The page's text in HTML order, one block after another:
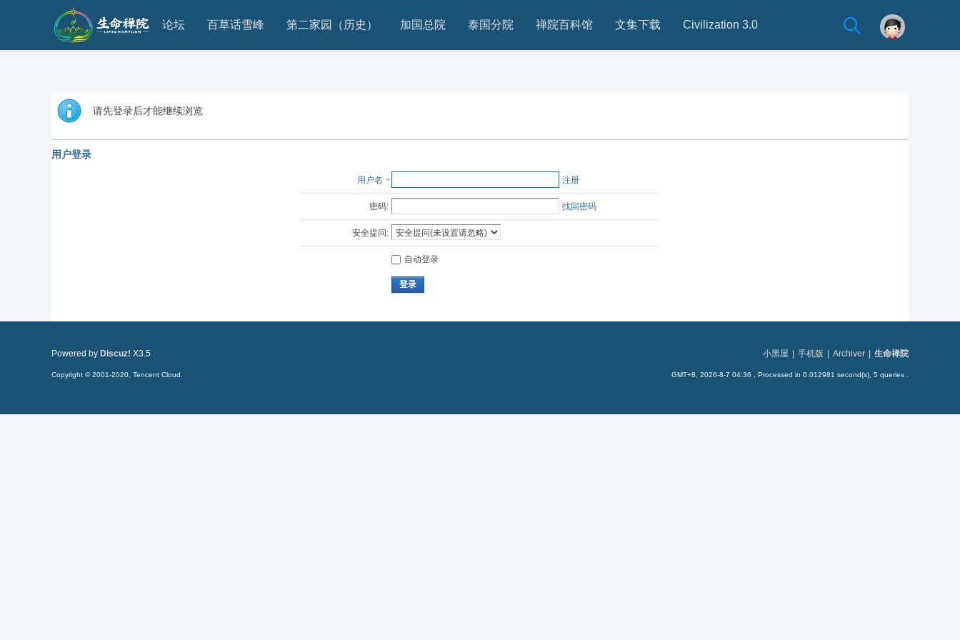
论坛 百草话雪峰 第二家园（历史） 加国总院 泰国分院 禅院百科馆 文集下载 Civilization 3.0
请先登录后才能继续浏览
用户登录
用户名 注册
密码: 找回密码
安全提问:
自动登录
登录
小黑屋 手机版 Archiver 生命禅院
GMT+8, 2026-8-7 04:36 , Processed in 0.012981 second(s), 5 queries .
Powered by Discuz! X3.5
Copyright © 2001-2020, Tencent Cloud.